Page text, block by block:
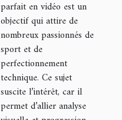
parfait en vidéo est un
objectif qui attire de
nombreux passionnés de
sport et de
perfectionnement
technique. Ce sujet
suscite l’intérêt, car il
permet d’allier analyse